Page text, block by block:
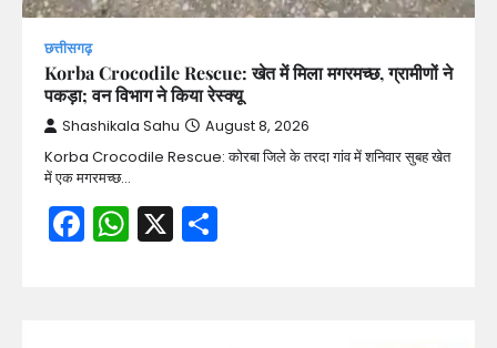
छत्तीसगढ़
Korba Crocodile Rescue: खेत में मिला मगरमच्छ, ग्रामीणों ने
पकड़ा; वन विभाग ने किया रेस्क्यू
Shashikala Sahu August 8, 2026
Korba Crocodile Rescue: कोरबा जिले के तरदा गांव में शनिवार सुबह खेत
में एक मगरमच्छ…
Facebook
WhatsApp
X